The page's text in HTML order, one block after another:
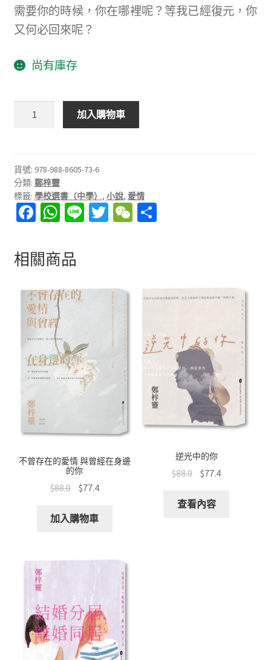
需要你的時候，你在哪裡呢？等我已經復元，你
又何必回來呢？
尚有庫存
念
念
不
忘
加入購物車
貨號: 978-988-8605-73-6
分類: 鄭梓靈
標籤: 學校選書（中學） , 小說, 愛情
Fa
b
o
o
k
W
at
sA
p
p
Li T W
at
分
相關商品
不曾存在的愛情 與曾經在身邊
的你
$88.0 $77.4
加入購物車
逆光中的你
$88.0 $77.4
查看內容